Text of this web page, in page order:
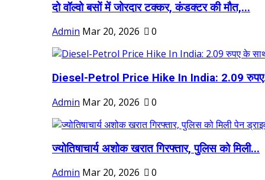
दो वॉल्वो बसों में जोरदार टक्कर, कंडक्टर की मौत,...
Admin Mar 20, 2026 0
Diesel-Petrol Price Hike In India: 2.09
Admin Mar 20, 2026 0
ज्योतिषाचार्य अशोक खरात गिरफ्तार, पुलिस को मिली...
Admin Mar 20, 2026 0